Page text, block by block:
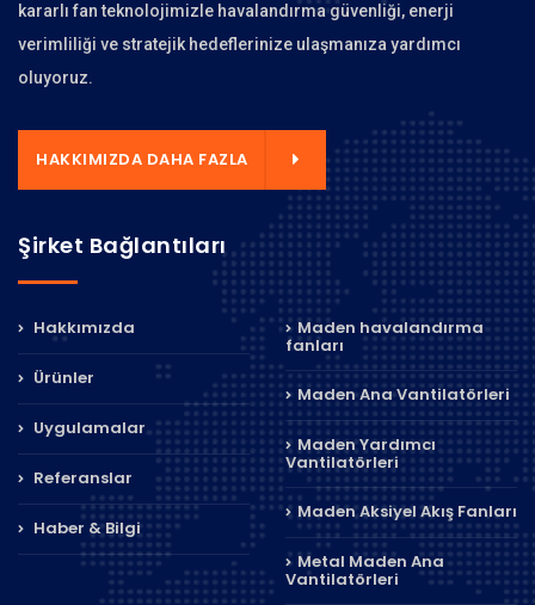
kararlı fan teknolojimizle havalandırma güvenliği, enerji
verimliliği ve stratejik hedeflerinize ulaşmanıza yardımcı
oluyoruz.
HAKKIMIZDA DAHA FAZLA
Şirket Bağlantıları
Hakkımızda
Ürünler
Uygulamalar
Referanslar
Haber & Bilgi
Maden havalandırma
fanları
Maden Ana Vantilatörleri
Maden Yardımcı
Vantilatörleri
Maden Aksiyel Akış Fanları
Metal Maden Ana
Vantilatörleri